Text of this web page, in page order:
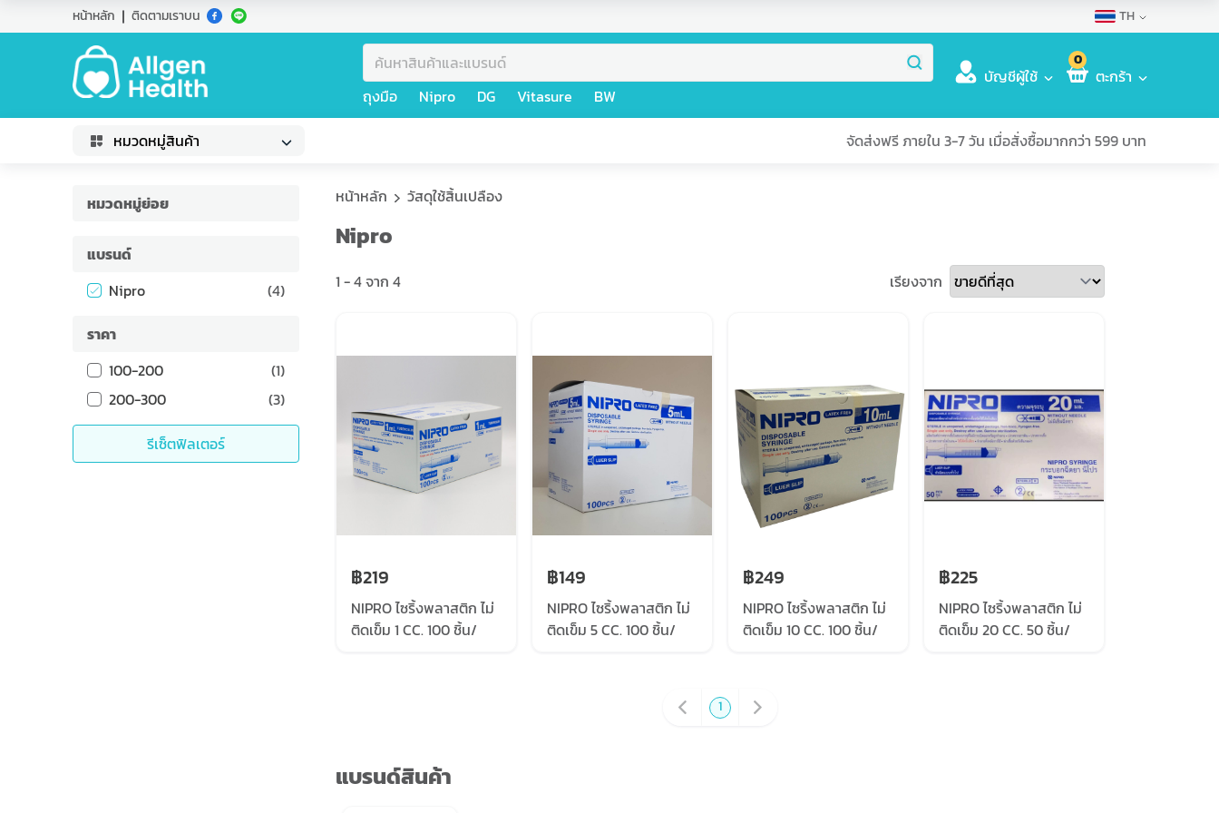
หน้าหลัก ติดตามเราบน TH
ถุงมือ Nipro DG Vitasure BW
บัญชีผู้ใช้
0
ตะกร้า
หมวดหมู่สินค้า จัดส่งฟรี ภายใน 3-7 วัน เมื่อสั่งซื้อมากกว่า 599 บาท
หมวดหมู่ย่อย
แบรนด์
Nipro
(4)
ราคา
100-200
(1)
200-300
(3)
รีเซ็ตฟิลเตอร์
หน้าหลัก วัสดุใช้สิ้นเปลือง
Nipro
1 -4จาก 4 เรียงจาก
฿219
NIPRO ไซริ้งพลาสติก ไม่
ติดเข็ม 1 CC. 100 ชิ้น/
฿149
NIPRO ไซริ้งพลาสติก ไม่
ติดเข็ม 5 CC. 100 ชิ้น/
฿249
NIPRO ไซริ้งพลาสติก ไม่
ติดเข็ม 10 CC. 100 ชิ้น/
฿225
NIPRO ไซริ้งพลาสติก ไม่
ติดเข็ม 20 CC. 50 ชิ้น/
1
แบรนด์สินค้า